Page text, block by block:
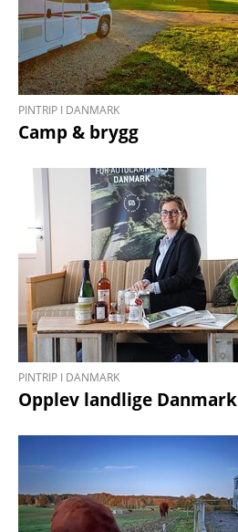
PINTRIP I DANMARK
Camp & brygg
PINTRIP I DANMARK
Opplev landlige Danmark